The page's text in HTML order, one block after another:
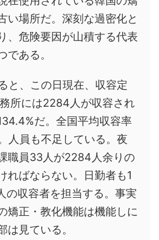
い場所だ。深刻な過密化と
、危険要因が山積する代表
である。
と、この日現在、収容定
所には2284人が収容され
だ。全国平均収容率
人員も不足している。夜
職員33人が2284人余りの
ればならない。日勤者も1
の収容者を担当する。事実
矯正・教化機能は機能しに
は見ている。